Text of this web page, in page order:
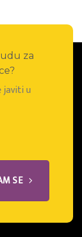
za
javiti u
SE